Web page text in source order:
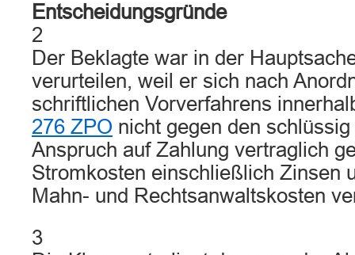
Entscheidungsgründe
2
Der Beklagte war in der
verurteilen, weil er sich nach
schriftlichen Vorverfahrens
276 ZPO nicht gegen den
Anspruch auf Zahlung vertraglich
Stromkosten einschließlich Zinsen
Mahn- und Rechtsanwaltskosten
3